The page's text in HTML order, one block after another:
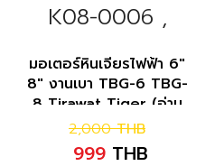
K08-0006 ,
K08-0005
มอเตอร์หินเจียรไฟฟ้า 6"
8" งานเบา TBG-6 TBG-
8 Tirawat Tiger (อ่าน
รายละเอียดก่อนสั่งซื้อ)
2,000 THB
999 THB